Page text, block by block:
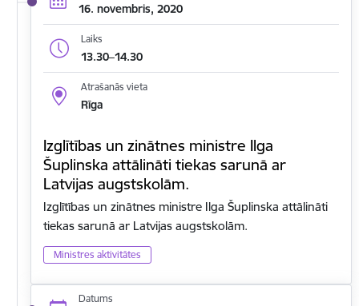
16. novembris, 2020
Laiks
13.30–14.30
Atrašanās vieta
Rīga
Izglītības un zinātnes ministre Ilga
Šuplinska attālināti tiekas sarunā ar
Latvijas augstskolām.
Izglītības un zinātnes ministre Ilga Šuplinska attālināti
tiekas sarunā ar Latvijas augstskolām.
Ministres aktivitātes
Datums